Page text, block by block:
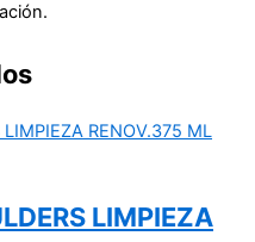
LIMPIEZA